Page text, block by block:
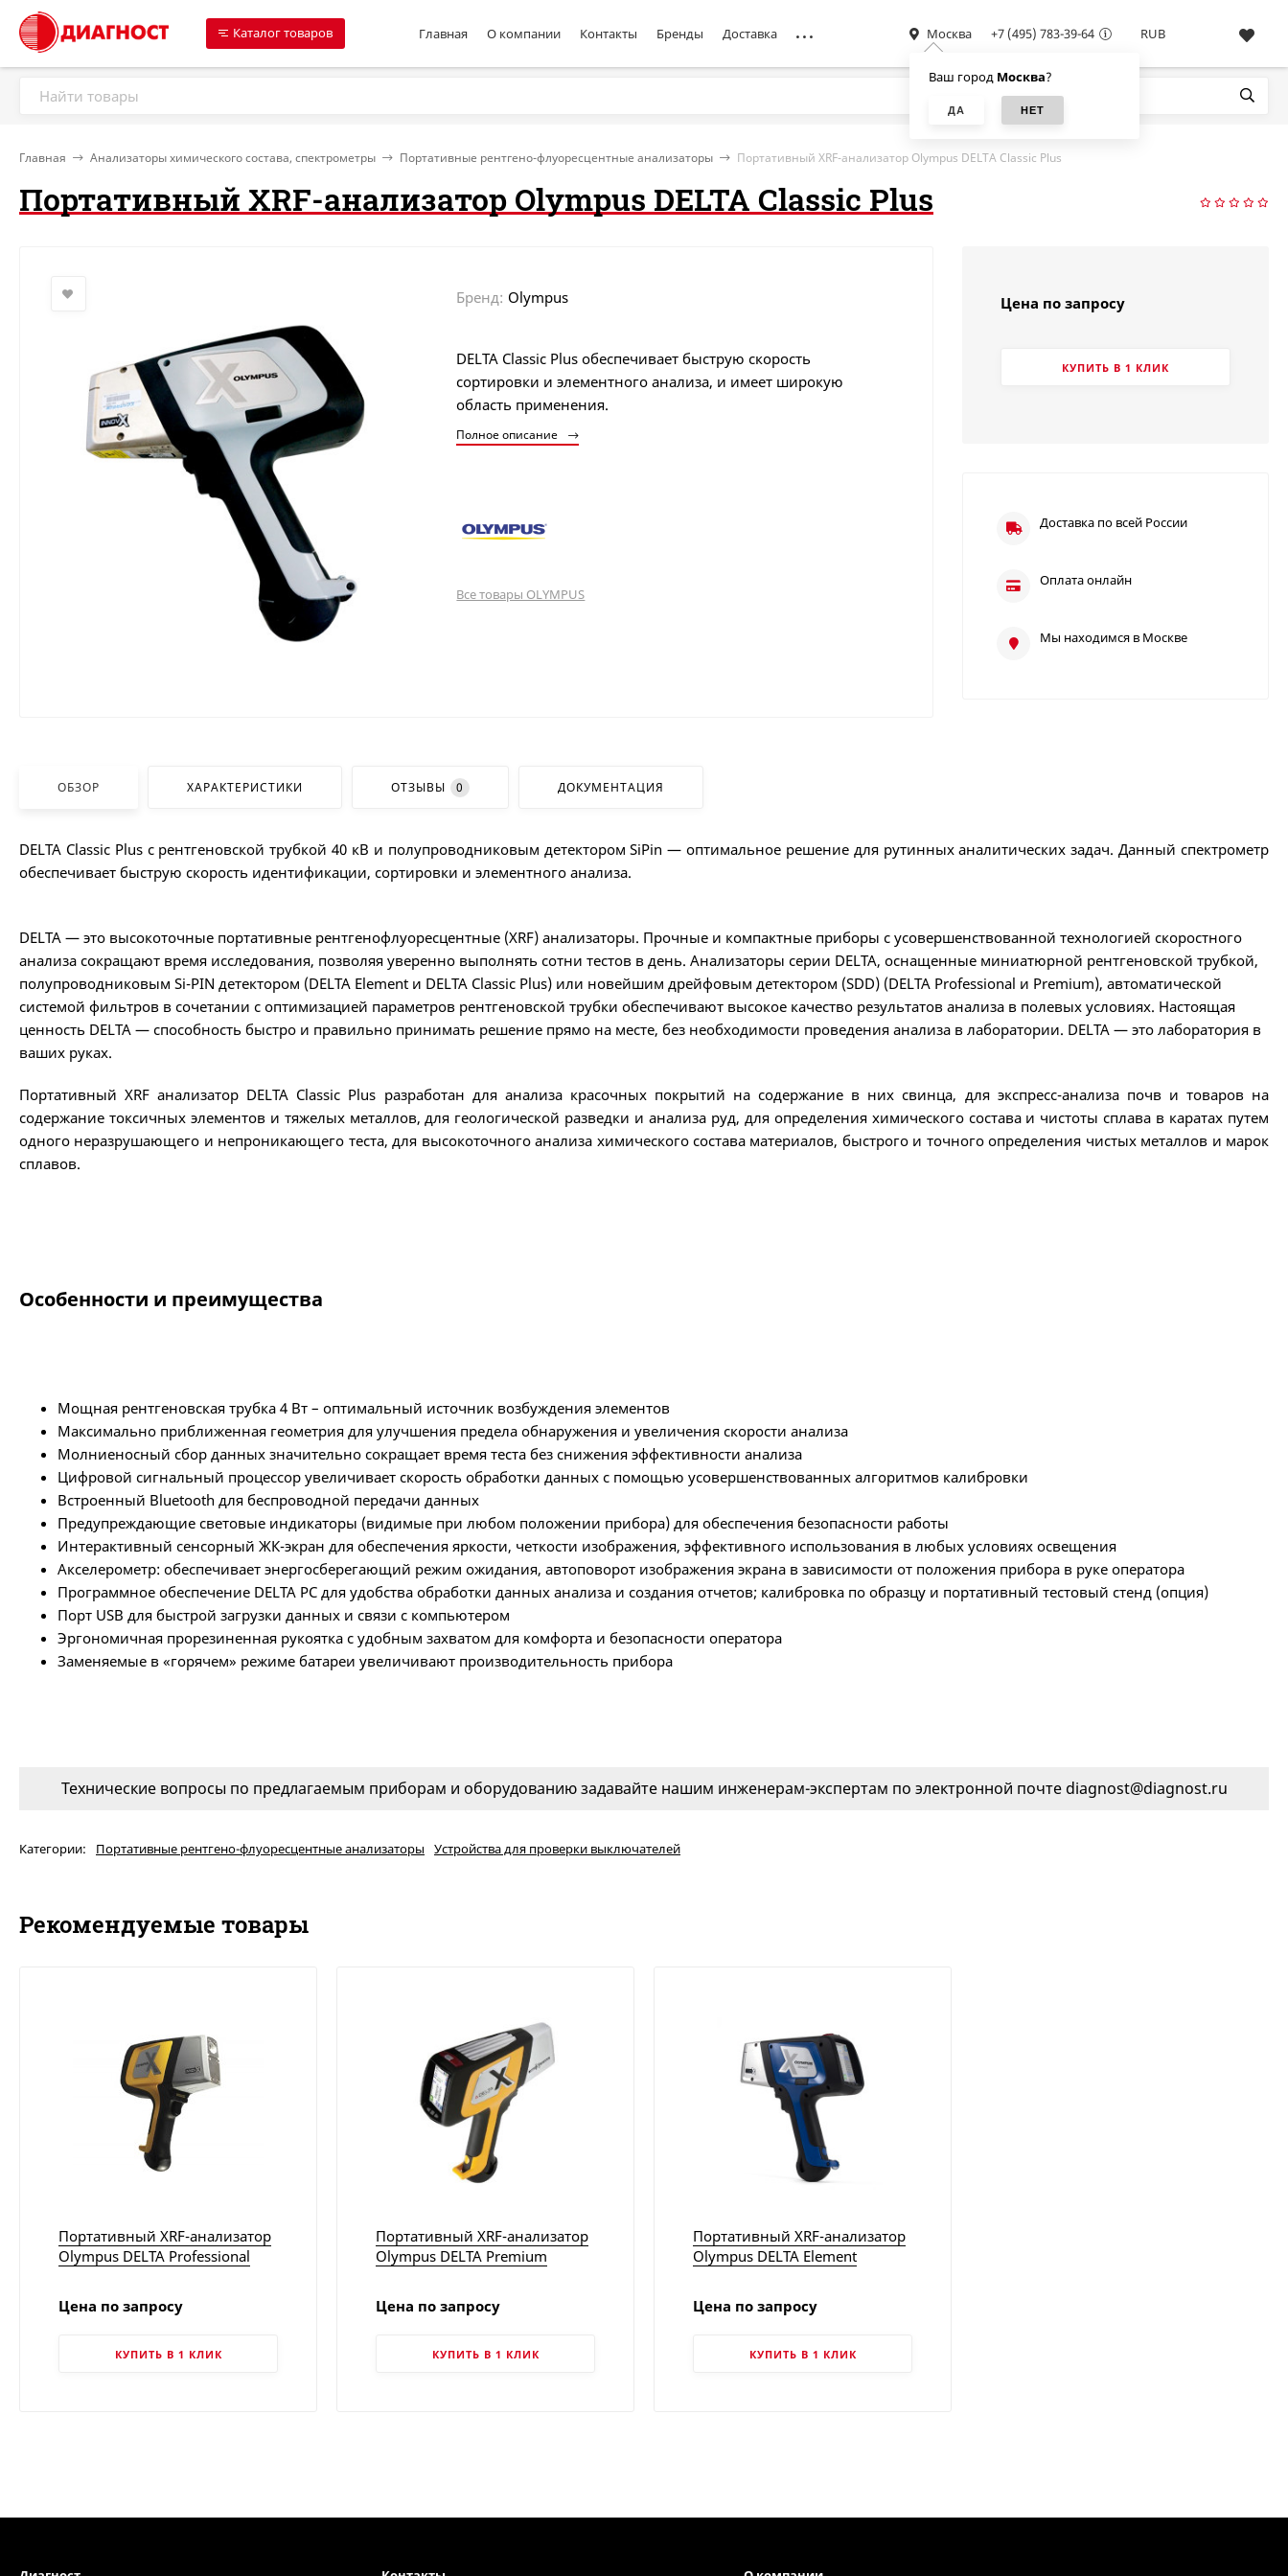
Каталог товаров Главная О компании Контакты Бренды Доставка Москва
Ваш город Москва?
+7 (495) 783-39-64 RUB
Главная Анализаторы химического состава, спектрометры Портативные рентгено-флуоресцентные анализаторы Портативный XRF-анализатор Olympus DELTA Classic Plus
Портативный XRF-анализатор Olympus DELTA Classic Plus
Бренд: Olympus
DELTA Classic Plus обеспечивает быструю скорость
сортировки и элементного анализа, и имеет широкую
область применения.
Полное описание
Все товары OLYMPUS
Цена по запросу
КУПИТЬ В 1 КЛИК
Доставка по всей России
Оплата онлайн
Мы находимся в Москве
ОБЗОР ХАРАКТЕРИСТИКИ ОТЗЫВЫ 0 ДОКУМЕНТАЦИЯ
DELTA Classic Plus с рентгеновской трубкой 40 кВ и полупроводниковым детектором SiPin — оптимальное решение для рутинных аналитических задач. Данный спектрометр
обеспечивает быструю скорость идентификации, сортировки и элементного анализа.
DELTA — это высокоточные портативные рентгенофлуоресцентные (XRF) анализаторы. Прочные и компактные приборы с усовершенствованной технологией скоростного
анализа сокращают время исследования, позволяя уверенно выполнять сотни тестов в день. Анализаторы серии DELTA, оснащенные миниатюрной рентгеновской трубкой,
полупроводниковым Si-PIN детектором (DELTA Element и DELTA Classic Plus) или новейшим дрейфовым детектором (SDD) (DELTA Professional и Premium), автоматической
системой фильтров в сочетании с оптимизацией параметров рентгеновской трубки обеспечивают высокое качество результатов анализа в полевых условиях. Настоящая
ценность DELTA — способность быстро и правильно принимать решение прямо на месте, без необходимости проведения анализа в лаборатории. DELTA — это лаборатория в
ваших руках.
Портативный XRF анализатор DELTA Classic Plus разработан для анализа красочных покрытий на содержание в них свинца, для экспресс-анализа почв и товаров на
содержание токсичных элементов и тяжелых металлов, для геологической разведки и анализа руд, для определения химического состава и чистоты сплава в каратах путем
одного неразрушающего и непроникающего теста, для высокоточного анализа химического состава материалов, быстрого и точного определения чистых металлов и марок
сплавов.
Особенности и преимущества
Мощная рентгеновская трубка 4 Вт – оптимальный источник возбуждения элементов
Максимально приближенная геометрия для улучшения предела обнаружения и увеличения скорости анализа
Молниеносный сбор данных значительно сокращает время теста без снижения эффективности анализа
Цифровой сигнальный процессор увеличивает скорость обработки данных с помощью усовершенствованных алгоритмов калибровки
Встроенный Bluetooth для беспроводной передачи данных
Предупреждающие световые индикаторы (видимые при любом положении прибора) для обеспечения безопасности работы
Интерактивный сенсорный ЖК-экран для обеспечения яркости, четкости изображения, эффективного использования в любых условиях освещения
Акселерометр: обеспечивает энергосберегающий режим ожидания, автоповорот изображения экрана в зависимости от положения прибора в руке оператора
Программное обеспечение DELTA PC для удобства обработки данных анализа и создания отчетов; калибровка по образцу и портативный тестовый стенд (опция)
Порт USB для быстрой загрузки данных и связи с компьютером
Эргономичная прорезиненная рукоятка с удобным захватом для комфорта и безопасности оператора
Заменяемые в «горячем» режиме батареи увеличивают производительность прибора
Технические вопросы по предлагаемым приборам и оборудованию задавайте нашим инженерам-экспертам по электронной почте diagnost@diagnost.ru
Категории: Портативные рентгено-флуоресцентные анализаторы Устройства для проверки выключателей
Рекомендуемые товары
Портативный XRF-анализатор
Olympus DELTA Professional
Цена по запросу
КУПИТЬ В 1 КЛИК
Портативный XRF-анализатор
Olympus DELTA Premium
Цена по запросу
КУПИТЬ В 1 КЛИК
Портативный XRF-анализатор
Olympus DELTA Element
Цена по запросу
КУПИТЬ В 1 КЛИК